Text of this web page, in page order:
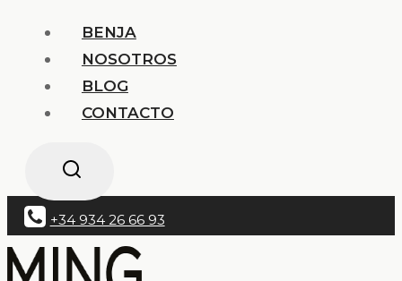
BENJA
NOSOTROS
BLOG
CONTACTO
+34 934 26 66 93